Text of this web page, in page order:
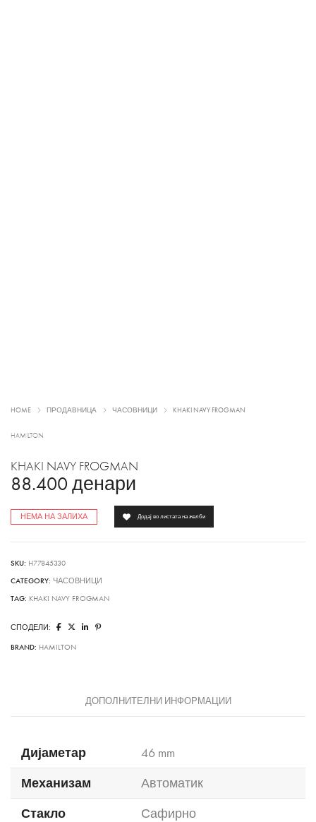
HOME ПРОДАВНИЦА ЧАСОВНИЦИ KHAKI NAVY FROGMAN
HAMILTON
KHAKI NAVY FROGMAN
88.400 денари
НЕМА НА ЗАЛИХА Додај во листата на желби
SKU: H77845330
CATEGORY: ЧАСОВНИЦИ
TAG: KHAKI NAVY FROGMAN
СПОДЕЛИ:
BRAND: HAMILTON
ДОПОЛНИТЕЛНИ ИНФОРМАЦИИ
Дијаметар
46 mm
Механизам
Автоматик
Стакло
Сафирно